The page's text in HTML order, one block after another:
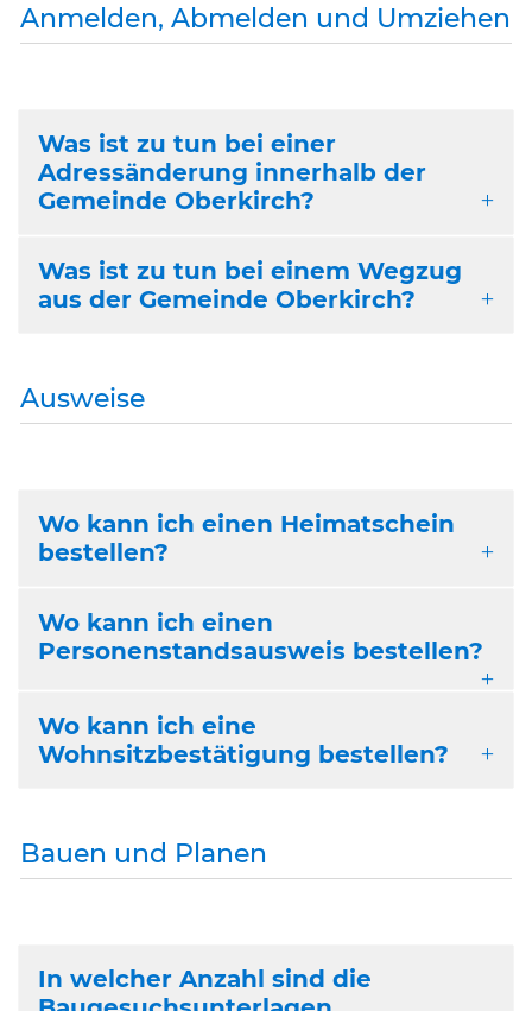
Anmelden, Abmelden und Umziehen
Was ist zu tun bei einer
Adressänderung innerhalb der
Gemeinde Oberkirch?
Was ist zu tun bei einem Wegzug
aus der Gemeinde Oberkirch?
Ausweise
Wo kann ich einen Heimatschein
bestellen?
Wo kann ich einen
Personenstandsausweis bestellen?
Wo kann ich eine
Wohnsitzbestätigung bestellen?
Bauen und Planen
In welcher Anzahl sind die